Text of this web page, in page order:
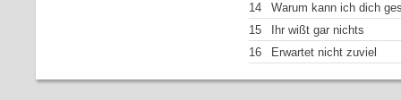
14
Warum kann ich dich
15
Ihr wißt gar nichts
16
Erwartet nicht zuviel